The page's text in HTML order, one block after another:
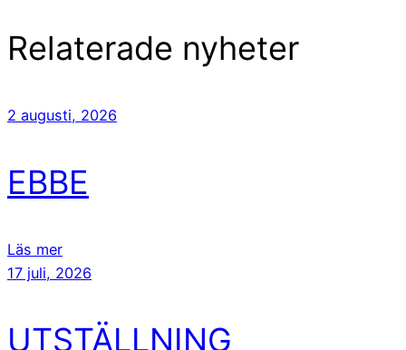
Relaterade nyheter
2 augusti, 2026
EBBE
Läs mer
17 juli, 2026
UTSTÄLLNING